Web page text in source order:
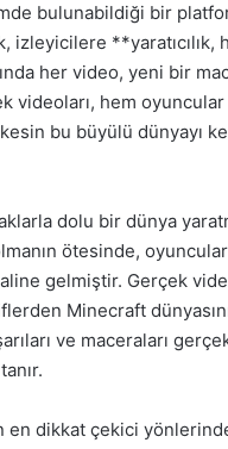
bulunabildiği bir
izleyicilere
her video, yeni bir
videoları, hem
bu büyülü dünyayı
dolu bir dünya
ötesinde,
gelmiştir. Gerçek
Minecraft
ve maceraları
en dikkat çekici